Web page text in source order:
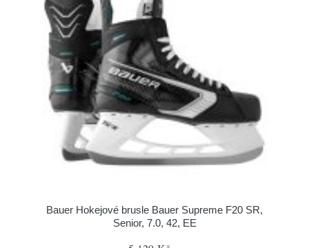
Bauer Hokejové brusle Bauer Supreme F20 SR,
Senior, 7.0, 42, EE